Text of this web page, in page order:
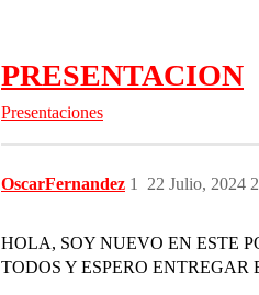
PRESENTACION
Presentaciones
OscarFernandez 22 Julio, 2024
1
HOLA, SOY NUEVO EN ESTE
TODOS Y ESPERO ENTREGAR